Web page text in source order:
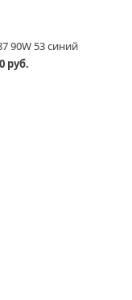
90W 53 синий
руб.